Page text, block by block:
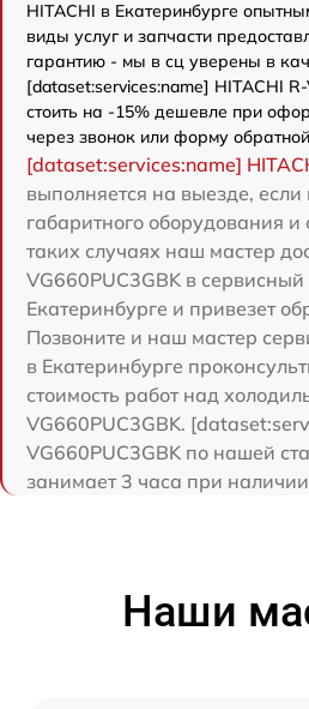
HITACHI в Екатеринбурге
виды услуг и запчасти
гарантию - мы в сц уверены в
[dataset:services:name] HITACHI
стоить на -15% дешевле при
через звонок или форму
[dataset:services:name]
выполняется на выезде, если
габаритного оборудования
таких случаях наш мастер
VG660PUC3GBK в сервисный
Екатеринбурге и привезет
Позвоните и наш мастер
в Екатеринбурге
стоимость работ над
VG660PUC3GBK.
VG660PUC3GBK по нашей
занимает 3 часа при
Наши